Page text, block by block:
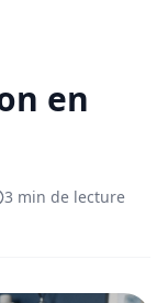
en
3 min de lecture